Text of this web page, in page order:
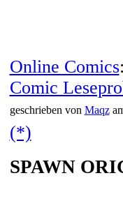
Online Comics
Comic
geschrieben von Maqz
(*)
SPAWN